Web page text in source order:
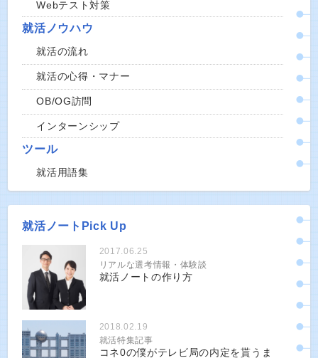
Webテスト対策
就活ノウハウ
就活の流れ
就活の心得・マナー
OB/OG訪問
インターンシップ
ツール
就活用語集
就活ノートPick Up
2017.06.25
リアルな選考情報・体験談
就活ノートの作り方
2018.02.19
就活特集記事
コネ0の僕がテレビ局の内定を貰うま